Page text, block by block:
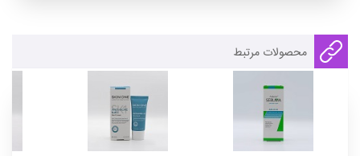
محصولات مرتبط